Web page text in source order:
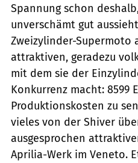
Spannung schon
unverschämt gut
Zweizylinder-Supermoto
attraktiven, geradezu
mit dem sie der
Konkurrenz macht: 8599
Produktionskosten zu
vieles von der Shiver
ausgesprochen
Aprilia-Werk im Veneto.